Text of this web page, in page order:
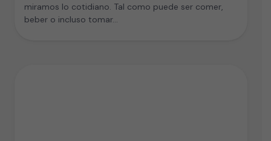
miramos lo cotidiano. Tal como puede ser comer,
beber o incluso tomar…